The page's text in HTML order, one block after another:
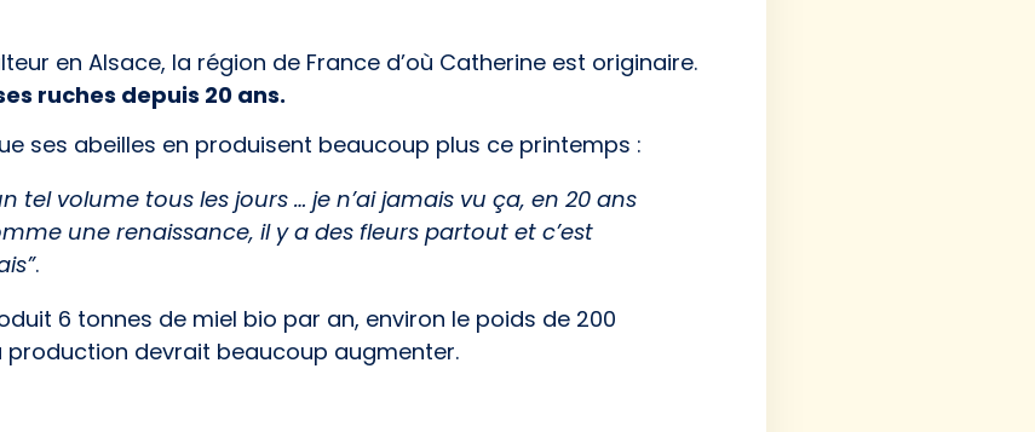
en Alsace, la région de France d’où Catherine est originaire.
ruches depuis 20 ans.
ses abeilles en produisent beaucoup plus ce printemps :
tel volume tous les jours … je n’ai jamais vu ça, en 20 ans
une renaissance, il y a des fleurs partout et c’est
.
6 tonnes de miel bio par an, environ le poids de 200
production devrait beaucoup augmenter.